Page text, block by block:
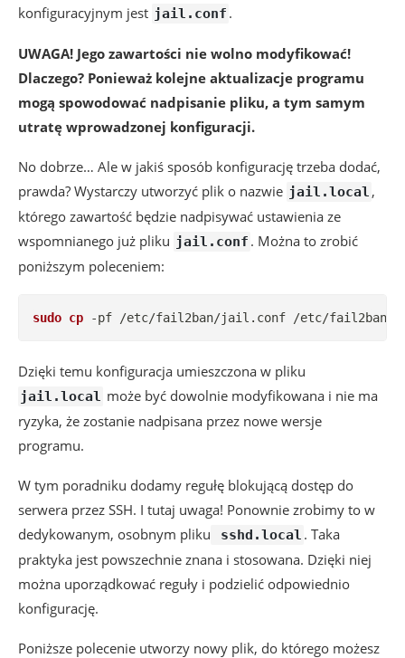
konfiguracyjnym jest jail.conf .
UWAGA! Jego zawartości nie wolno modyfikować!
Dlaczego? Ponieważ kolejne aktualizacje programu
mogą spowodować nadpisanie pliku, a tym samym
utratę wprowadzonej konfiguracji.
No dobrze… Ale w jakiś sposób konfigurację trzeba dodać,
prawda? Wystarczy utworzyć plik o nazwie jail.local ,
którego zawartość będzie nadpisywać ustawienia ze
wspomnianego już pliku jail.conf . Można to zrobić
poniższym poleceniem:
sudo cp -pf /etc/fail2ban/jail.conf /etc/fail2ban/
Dzięki temu konfiguracja umieszczona w pliku
jail.local może być dowolnie modyfikowana i nie ma
ryzyka, że zostanie nadpisana przez nowe wersje
programu.
W tym poradniku dodamy regułę blokującą dostęp do
serwera przez SSH. I tutaj uwaga! Ponownie zrobimy to w
dedykowanym, osobnym pliku
sshd.local . Taka
praktyka jest powszechnie znana i stosowana. Dzięki niej
można uporządkować reguły i podzielić odpowiednio
konfigurację.
Poniższe polecenie utworzy nowy plik, do którego możesz